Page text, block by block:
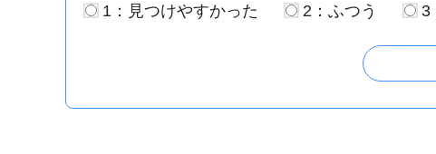
1：見つけやすかった
2：ふつう 3